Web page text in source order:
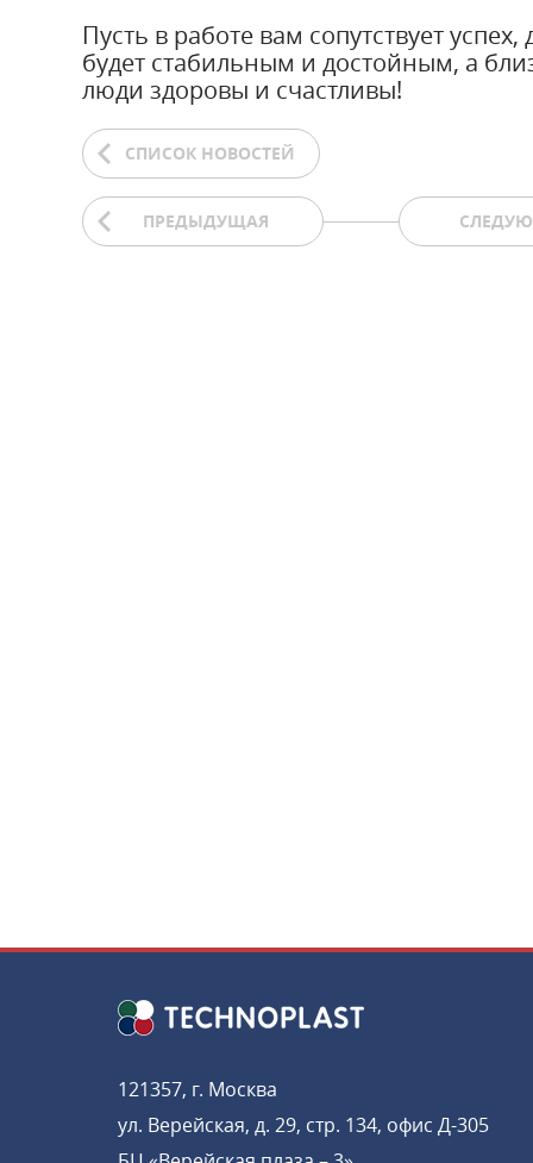
Пусть в работе вам сопутствует успех,
будет стабильным и достойным, а
люди здоровы и счастливы!
СПИСОК НОВОСТЕЙ
ПРЕДЫДУЩАЯ
121357, г. Москва
ул. Верейская, д. 29, стр. 134, офис Д-305